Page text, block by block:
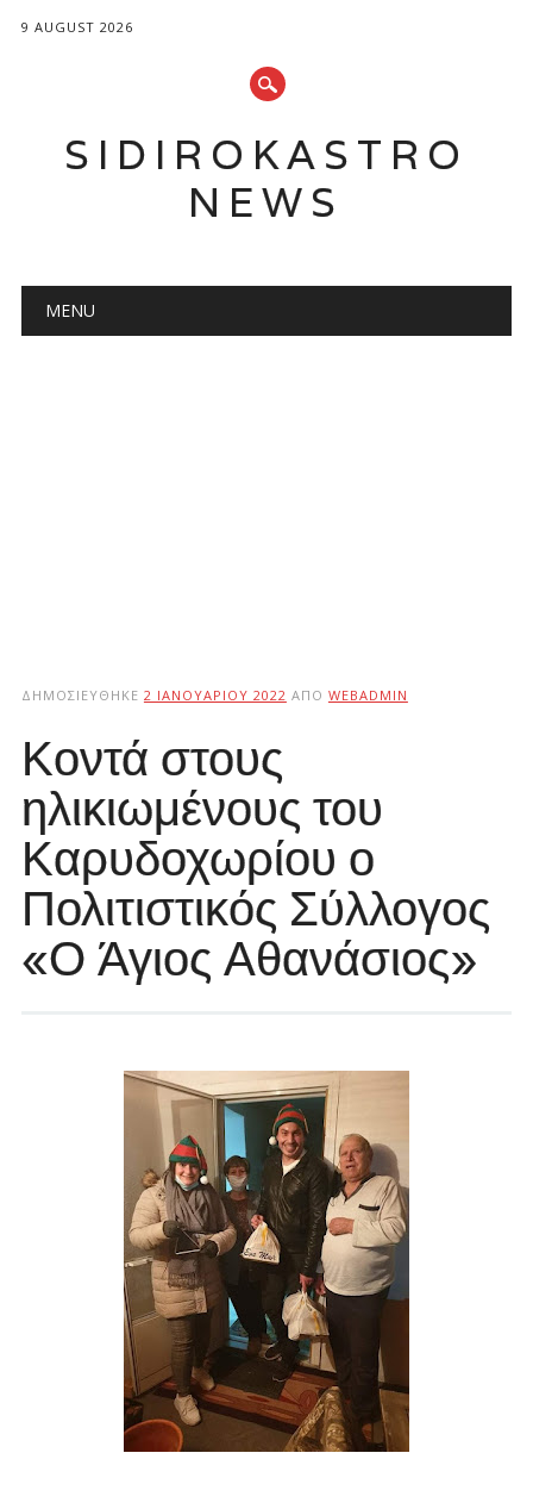
9 AUGUST 2026
SIDIROKASTRO
NEWS
Main menu
MENU
ΔΗΜΟΣΙΕΎΘΗΚΕ 2 ΙΑΝΟΥΑΡΊΟΥ 2022 ΑΠΌ WEBADMIN
Κοντά στους
ηλικιωμένους του
Καρυδοχωρίου ο
Πολιτιστικός Σύλλογος
«Ο Άγιος Αθανάσιος»